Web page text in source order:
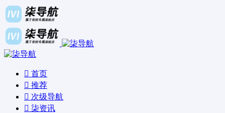
首页
推荐
次级导航
柒资讯